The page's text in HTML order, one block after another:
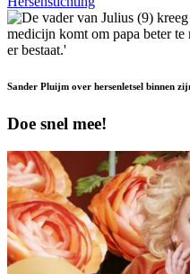
Sander Pluijm over hersenletsel binnen
Doe snel mee!